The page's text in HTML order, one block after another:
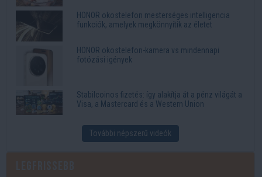
HONOR okostelefon mesterséges intelligencia
funkciók, amelyek megkönnyítik az életet
HONOR okostelefon-kamera vs mindennapi
fotózási igények
Stabilcoinos fizetés: így alakítja át a pénz világát a
Visa, a Mastercard és a Western Union
További népszerű videók